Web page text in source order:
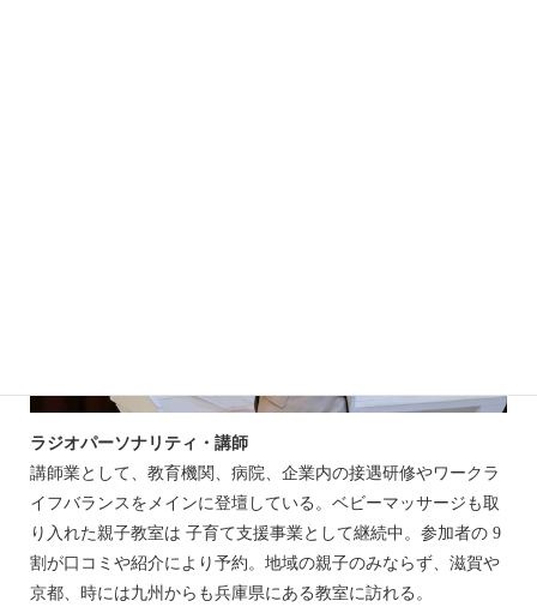
ラジオパーソナリティ・講師
講師業として、教育機関、病院、企業内の接遇研修やワークラ
イフバランスをメインに登壇している。ベビーマッサージも取
り入れた親子教室は 子育て支援事業として継続中。参加者の 9
割が口コミや紹介により予約。地域の親子のみならず、滋賀や
京都、時には九州からも兵庫県にある教室に訪れる。